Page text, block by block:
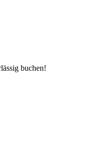
buchen!